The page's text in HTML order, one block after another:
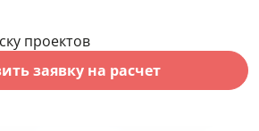
проектов
заявку на расчет